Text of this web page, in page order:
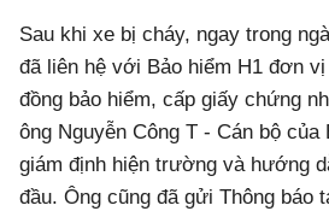
Sau khi xe bị cháy, ngay trong
đã liên hệ với Bảo hiểm H1 đơn
đồng bảo hiểm, cấp giấy chứng
ông Nguyễn Công T - Cán bộ của
giám định hiện trường và hướng
đầu. Ông cũng đã gửi Thông báo